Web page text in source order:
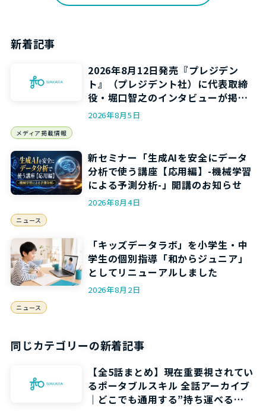
新着記事
2026年8月12日発売『プレジデン
ト』（プレジデント社）に代表取締
役・堀口智之のインタビューが掲載
されます
2026年8月5日
メディア掲載情報
新セミナー「生成AIを安全にデータ
分析で使う講座【応用編】-機械学習
による予測分析-」開講のお知らせ
2026年8月4日
ニュース
「キッズデータラボ」を小学生・中
学生の個別指導「和からジュニア」
としてリニューアルしました
2026年8月2日
ニュース
同じカテゴリーの新着記事
【全5話まとめ】現在重要視されてい
るポータブルスキル 全話アーカイブ
｜どこでも通用する”持ち運べる